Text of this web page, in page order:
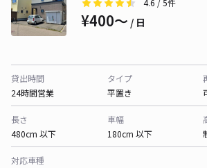
4.6 / 5件
¥400〜 / 日
貸出時間
24時間営業
タイプ
平置き
長さ
480cm 以下
車幅
180cm 以下
対応車種